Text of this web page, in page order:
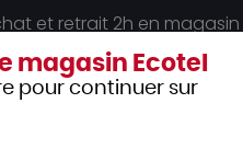
et retrait 2h en magasin
magasin Ecotel
pour continuer sur